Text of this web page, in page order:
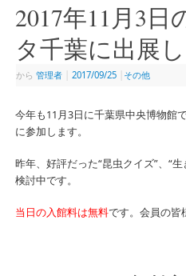
2017年11月3日
タ千葉に出展
から 管理者 2017/09/25 その他
今年も11月3日に千葉県中央博物館
に参加します。
昨年、好評だった“昆虫クイズ”、“
検討中です。
当日の入館料は無料です。会員の皆